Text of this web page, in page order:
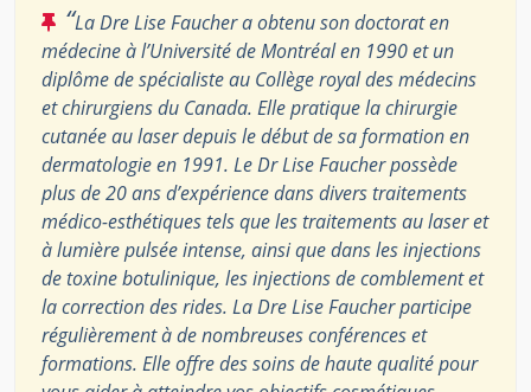
“La Dre Lise Faucher a obtenu son doctorat en
médecine à l’Université de Montréal en 1990 et un
diplôme de spécialiste au Collège royal des médecins
et chirurgiens du Canada. Elle pratique la chirurgie
cutanée au laser depuis le début de sa formation en
dermatologie en 1991. Le Dr Lise Faucher possède
plus de 20 ans d’expérience dans divers traitements
médico-esthétiques tels que les traitements au laser et
à lumière pulsée intense, ainsi que dans les injections
de toxine botulinique, les injections de comblement et
la correction des rides. La Dre Lise Faucher participe
régulièrement à de nombreuses conférences et
formations. Elle offre des soins de haute qualité pour